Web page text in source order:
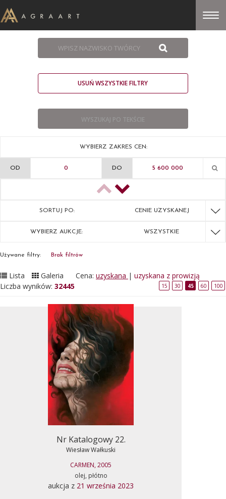
USUŃ WSZYSTKIE FILTRY
WYBIERZ ZAKRES CEN:
OD DO
SORTUJ PO: CENIE UZYSKANEJ
WYBIERZ AUKCJE: WSZYSTKIE
Używane filtry: Brak filtrów
Lista Galeria Cena: uzyskana | uzyskana z prowizją
Liczba wyników: 32445 15 30 45 60 100
Nr Katalogowy 22.
Wiesław Wałkuski
CARMEN, 2005
olej, płótno
aukcja z 21 września 2023